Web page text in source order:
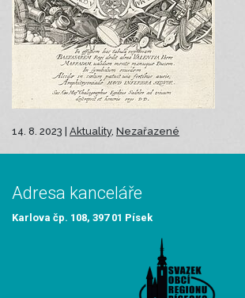
14. 8. 2023 | Aktuality, Nezařazené
Adresa kanceláře
Karlova čp. 108, 397 01 Písek